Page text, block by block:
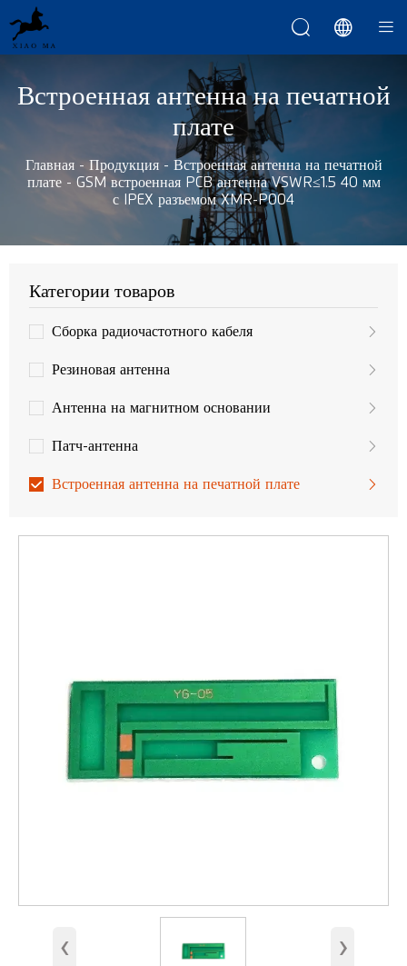
  
Встроенная антенна на печатной
плате
Главная- Продукция- Встроенная антенна на печатной
плате- GSM встроенная PCB антенна VSWR≤1.5 40 мм
с IPEX разъемом XMR-P004
Категории товаров
Сборка радиочастотного кабеля
Резиновая антенна
Антенна на магнитном основании
Патч-антенна
Встроенная антенна на печатной плате
Антенны 3G
Антенны GSM/UMTS
Антенны базовых станций
Антенна безопасности
‹ ›